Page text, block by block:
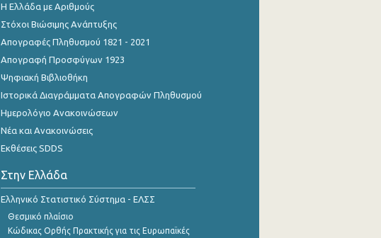
Η Ελλάδα με Αριθμούς
Στόχοι Βιώσιμης Ανάπτυξης
Απογραφές Πληθυσμού 1821 - 2021
Απογραφή Προσφύγων 1923
Ψηφιακή Βιβλιοθήκη
Ιστορικά Διαγράμματα Απογραφών Πληθυσμού
Ημερολόγιο Ανακοινώσεων
Νέα και Ανακοινώσεις
Εκθέσεις SDDS
Στην Ελλάδα
Ελληνικό Στατιστικό Σύστημα - ΕΛΣΣ
Θεσμικό πλαίσιο
Κώδικας Ορθής Πρακτικής για τις Ευρωπαϊκές